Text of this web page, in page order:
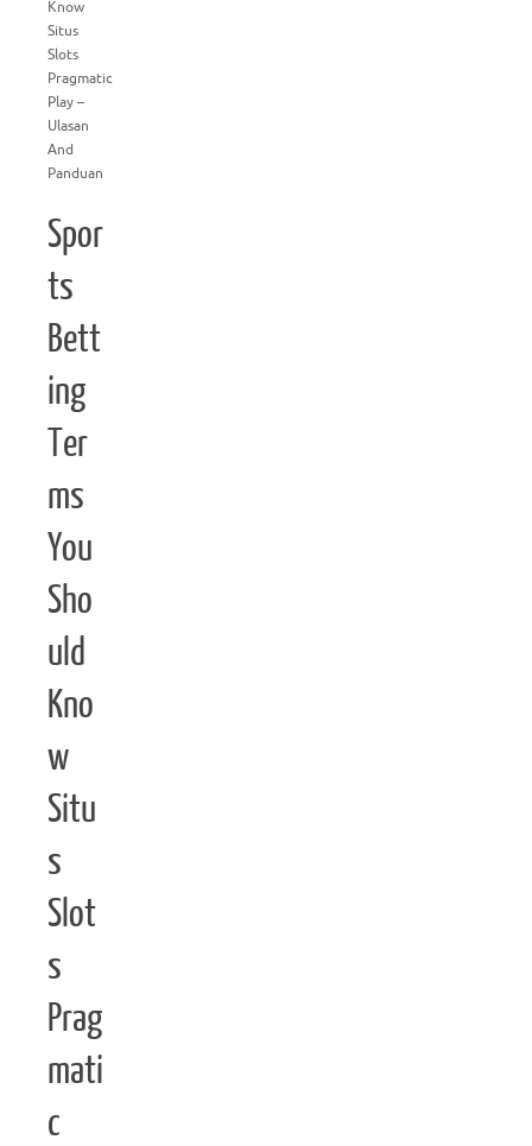
Know
Situs
Slots
Pragmatic
Play –
Ulasan
And
Panduan
Spor
ts
Bett
ing
Ter
ms
You
Sho
uld
Kno
w
Situ
s
Slot
s
Prag
mati
c